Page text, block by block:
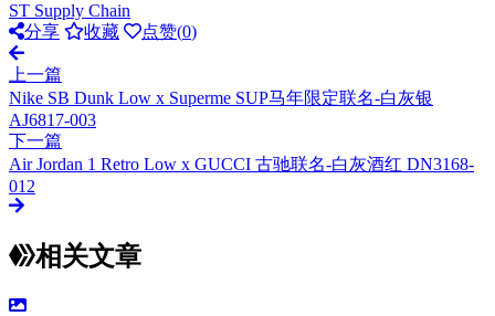
ST Supply Chain
分享
收藏 点赞(0)
上一篇
Nike SB Dunk Low x Superme SUP马年限定联名-白灰银
AJ6817-003
下一篇
Air Jordan 1 Retro Low x GUCCI 古驰联名-白灰酒红 DN3168-
012
相关文章